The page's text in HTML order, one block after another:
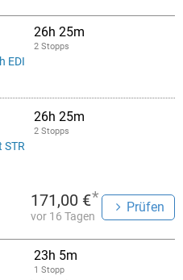
26h 25m
2 Stopps
EDI
26h 25m
2 Stopps
171,00 €*
vor 16 Tagen
Prüfen
23h 5m
1 Stopp